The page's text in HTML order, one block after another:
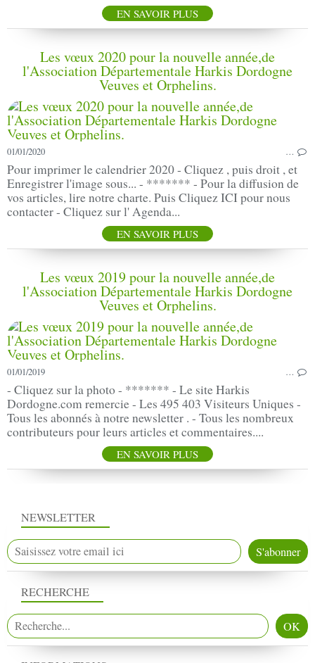
EN SAVOIR PLUS
Les vœux 2020 pour la nouvelle année,de
l'Association Départementale Harkis Dordogne
Veuves et Orphelins.
01/01/2020 …
Pour imprimer le calendrier 2020 - Cliquez , puis droit , et
Enregistrer l'image sous... - ******* - Pour la diffusion de
vos articles, lire notre charte. Puis Cliquez ICI pour nous
contacter - Cliquez sur l' Agenda...
EN SAVOIR PLUS
Les vœux 2019 pour la nouvelle année,de
l'Association Départementale Harkis Dordogne
Veuves et Orphelins.
01/01/2019 …
- Cliquez sur la photo - ******* - Le site Harkis
Dordogne.com remercie - Les 495 403 Visiteurs Uniques -
Tous les abonnés à notre newsletter . - Tous les nombreux
contributeurs pour leurs articles et commentaires....
EN SAVOIR PLUS
NEWSLETTER
RECHERCHE